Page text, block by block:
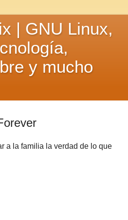
| GNU Linux,
y mucho
a la familia la verdad de lo que